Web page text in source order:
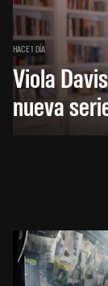
HACE 1 DÍA
Viola
nueva